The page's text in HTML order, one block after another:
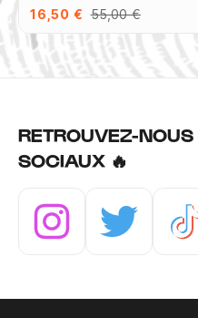
16,50 € 55,00 €
RETROUVEZ-
SOCIAUX 🔥